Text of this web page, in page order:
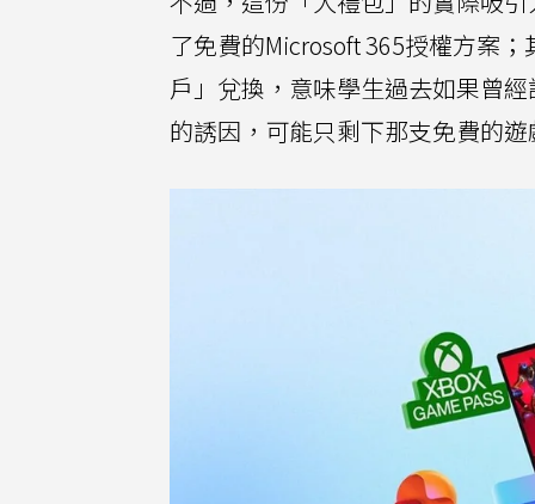
了免費的Microsoft 365授權方案
戶」兌換，意味學生過去如果曾
的誘因，可能只剩下那支免費的